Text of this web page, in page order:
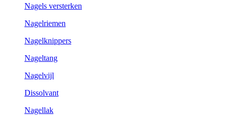
Nagels versterken
Nagelriemen
Nagelknippers
Nageltang
Nagelvijl
Dissolvant
Nagellak